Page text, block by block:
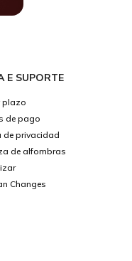
E SUPORTE
plazo
de pago
de privacidad
de alfombras
Changes